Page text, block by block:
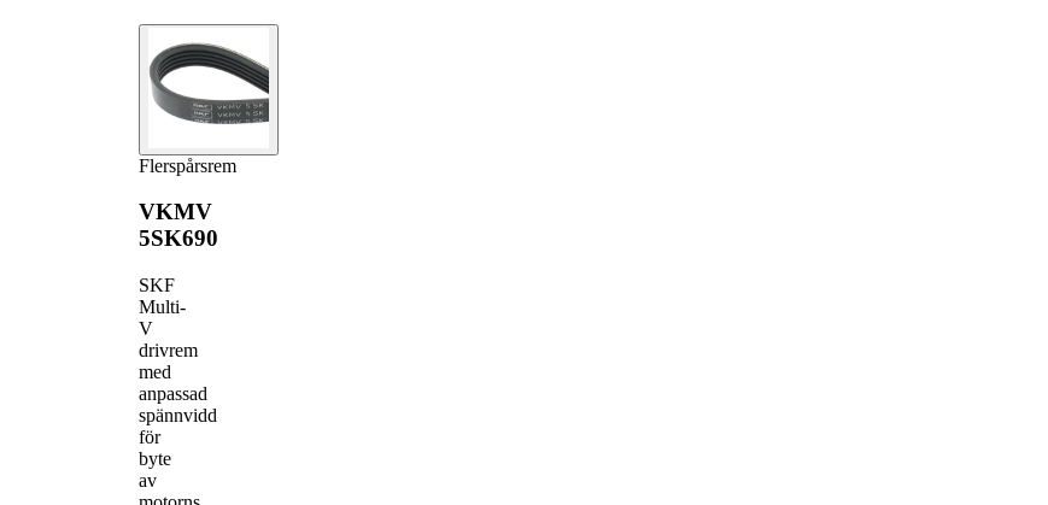
Flerspårsrem
VKMV
5SK690
SKF
Multi-
V
drivrem
med
anpassad
spännvidd
för
byte
av